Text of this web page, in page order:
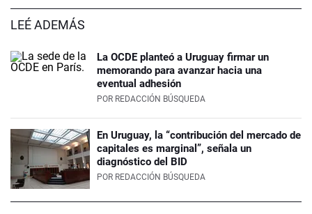
LEÉ ADEMÁS
La OCDE planteó a Uruguay firmar un
memorando para avanzar hacia una
eventual adhesión
POR REDACCIÓN BÚSQUEDA
En Uruguay, la “contribución del mercado de
capitales es marginal”, señala un
diagnóstico del BID
POR REDACCIÓN BÚSQUEDA